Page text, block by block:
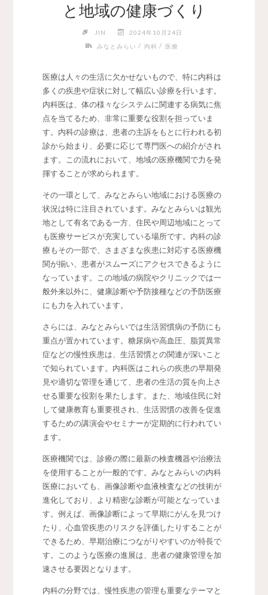
と地域の健康づくり
JIN
2024年10月24日
みなとみらい / 内科 / 医療
医療は人々の生活に欠かせないもので、特に内科は
多くの疾患や症状に対して幅広い診療を行います。
内科医は、体の様々なシステムに関連する病気に焦
点を当てるため、非常に重要な役割を担っていま
す。内科の診療は、患者の主訴をもとに行われる初
診から始まり、必要に応じて専門医への紹介がされ
ます。この流れにおいて、地域の医療機関で力を発
揮することが求められます。
その一環として、みなとみらい地域における医療の
状況は特に注目されています。みなとみらいは観光
地として有名である一方、住民や周辺地域にとって
も医療サービスが充実している場所です。内科の診
療もその一部で、さまざまな疾患に対応する医療機
関が揃い、患者がスムーズにアクセスできるように
なっています。この地域の病院やクリニックでは一
般外来以外に、健康診断や予防接種などの予防医療
にも力を入れています。
さらには、みなとみらいでは生活習慣病の予防にも
重点が置かれています。糖尿病や高血圧、脂質異常
症などの慢性疾患は、生活習慣との関連が深いこと
で知られています。内科医はこれらの疾患の早期発
見や適切な管理を通じて、患者の生活の質を向上さ
せる重要な役割を果たします。また、地域住民に対
して健康教育も重要視され、生活習慣の改善を促進
するための講演会やセミナーが定期的に行われてい
ます。
医療機関では、診療の際に最新の検査機器や治療法
を使用することが一般的です。みなとみらいの内科
医療においても、画像診断や血液検査などの技術が
進化しており、より精密な診断が可能となっていま
す。例えば、画像診断によって早期にがんを見つけ
たり、心血管疾患のリスクを評価したりすることが
できるため、早期治療につながりやすいのが特長で
す。このような医療の進展は、患者の健康管理を加
速させる要因となります。
内科の分野では、慢性疾患の管理も重要なテーマと